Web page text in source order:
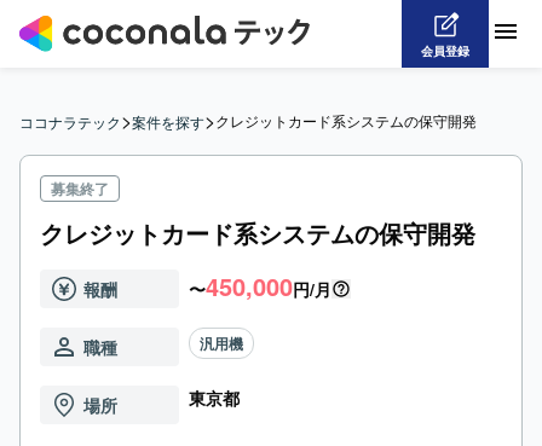
会員登録
ココナラテック>案件を探す>クレジットカード系システムの保守開発
募集終了
クレジットカード系システムの保守開発
報酬 〜450,000円/月
職種 汎用機
場所 東京都